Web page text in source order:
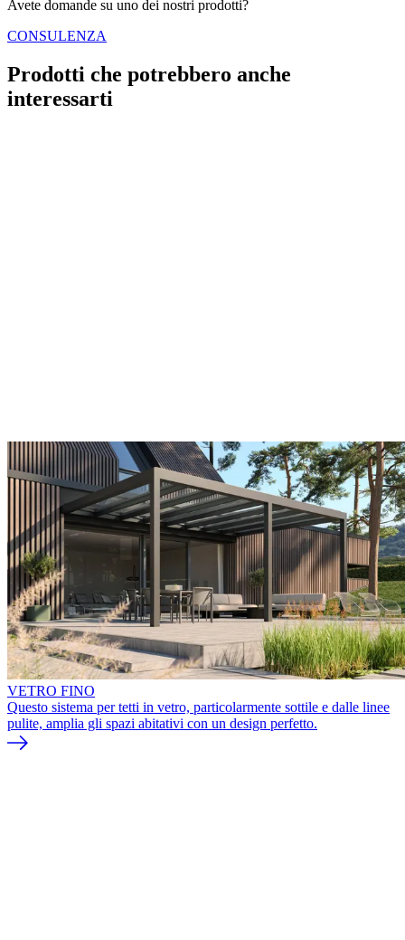
Avete domande su uno dei nostri prodotti?
CONSULENZA
Prodotti che potrebbero anche
interessarti
VETRO FINO
Questo sistema per tetti in vetro, particolarmente sottile e dalle linee
pulite, amplia gli spazi abitativi con un design perfetto.